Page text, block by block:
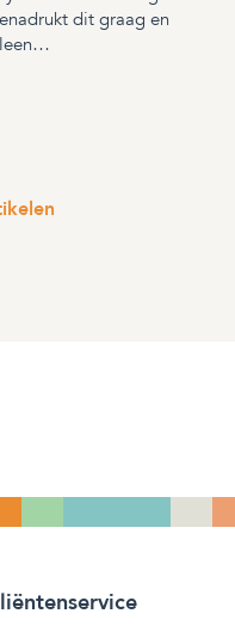
dit graag en